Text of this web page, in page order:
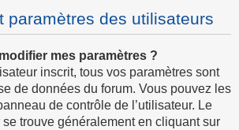
paramètres des utilisateurs
mes paramètres ?
inscrit, tous vos paramètres sont
de données du forum. Vous pouvez les
de contrôle de l’utilisateur. Le
se trouve généralement en cliquant sur